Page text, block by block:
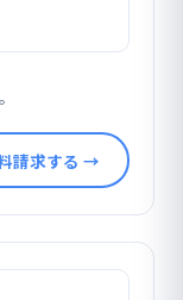
請求する →